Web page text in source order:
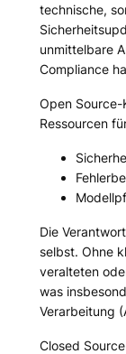
technische,
unmittelbare
Compliance
Open
Ressourcen
Die
selbst. Ohne
veralteten
was
Verarbeitung
Closed